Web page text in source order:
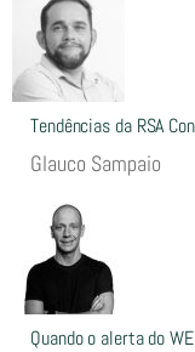
Tendências da RSA
Glauco Sampaio
Quando o alerta do